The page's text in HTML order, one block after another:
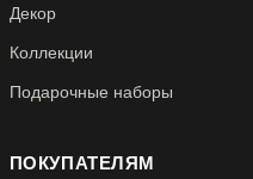
Декор
Коллекции
Подарочные наборы
ПОКУПАТЕЛЯМ